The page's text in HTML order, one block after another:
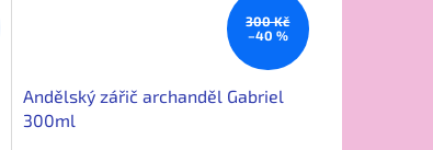
300 Kč
–40 %
Andělský zářič archanděl Gabriel
300ml